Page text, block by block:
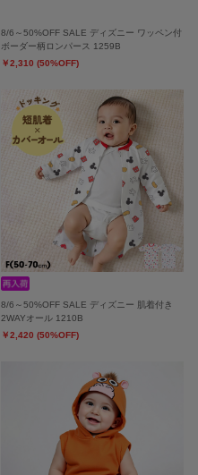
8/6～50%OFF SALE ディズニー ワッペン付
ボーダー柄ロンパース 1259B
￥2,310 (50%OFF)
8/6～50%OFF SALE ディズニー 肌着付き
2WAYオール 1210B
￥2,420 (50%OFF)